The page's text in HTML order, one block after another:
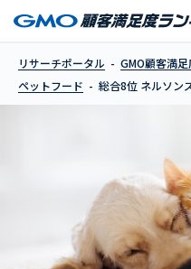
リサーチポータル GMO顧客満
ペットフード
総合8位 ネルソン